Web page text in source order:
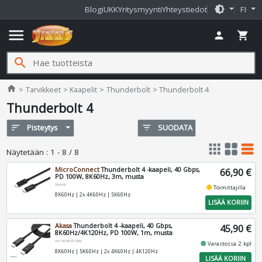
BlogiUKKYritysmyyntiYhteystiedot brightness_medium FI
menu person shopping_cart
search
home Jimms.fi
Tarvikkeet Kaapelit Thunderbolt Thunderbolt 4
Thunderbolt 4
sort Pisteytys filter_list SUODATA
Näytetään : 1 - 8 / 8 apps grid_view table_rows
MicroConnectThunderbolt 4 -kaapeli, 40 Gbps,
PD 100W, 8K60Hz, 3m, musta
TB4030
8K60Hz | 2x 4K60Hz | 5K60Hz
66,90 €
fiber_manual_recordToimittajilla
LISÄÄ KORIIN
AkasaThunderbolt 4 -kaapeli, 40 Gbps,
8K60Hz/4K120Hz, PD 100W, 1m, musta
AK-CBUB59-10BK
8K60Hz | 5K60Hz | 2x 4K60Hz | 4K120Hz
45,90 €
fiber_manual_recordVarastossa 2 kpl
LISÄÄ KORIIN